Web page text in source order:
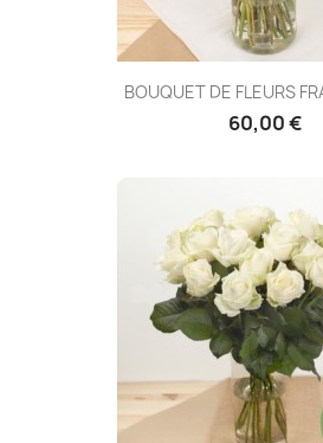
BOUQUET DE FLEURS
60,00 €